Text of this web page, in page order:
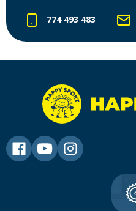
774 493 483